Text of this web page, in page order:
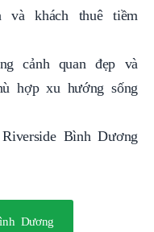
khách thuê tiềm
cảnh quan đẹp và
hợp xu hướng sống
Bình Dương
Dương